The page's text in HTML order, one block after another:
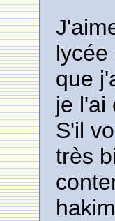
que
je l'ai
S'il
très